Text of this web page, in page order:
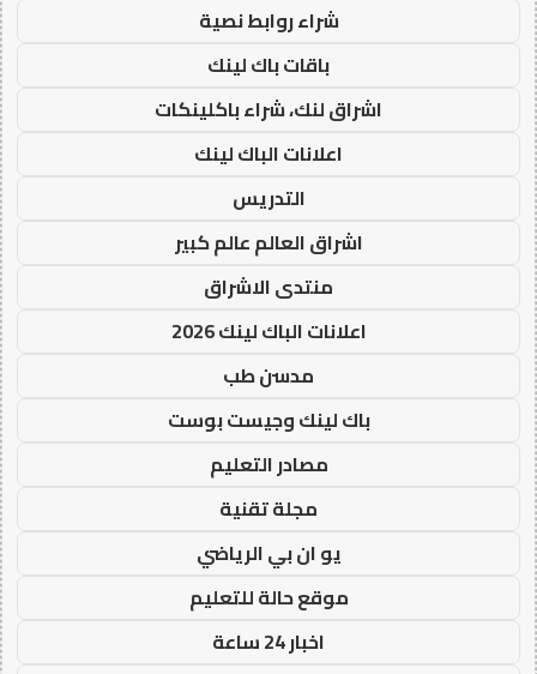
شراء روابط نصية
باقات باك لينك
اشراق لنك، شراء باكلينكات
اعلانات الباك لينك
التدريس
اشراق العالم عالم كبير
منتدى الاشراق
اعلانات الباك لينك 2026
مدسن طب
باك لينك وجيست بوست
مصادر التعليم
مجلة تقنية
يو ان بي الرياضي
موقع حالة للتعليم
اخبار 24 ساعة